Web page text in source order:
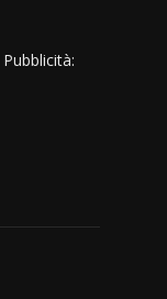
Pubblicità: